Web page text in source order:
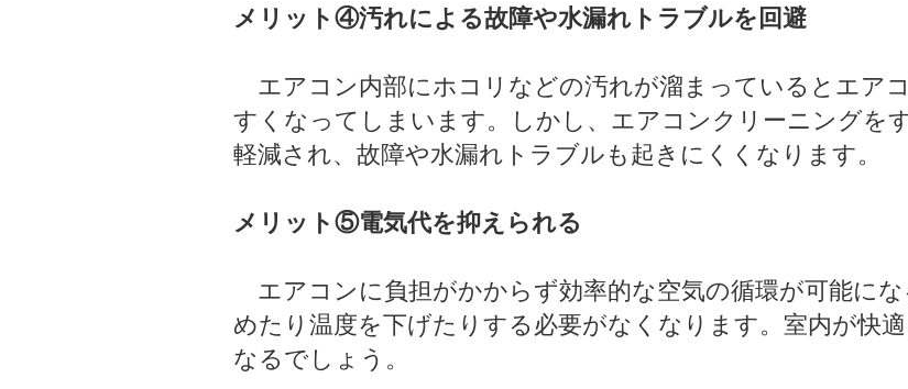
メリット④汚れによる故障や水漏れトラブルを回避
エアコン内部にホコリなどの汚れが溜まっているとエア
すくなってしまいます。しかし、エアコンクリーニングを
軽減され、故障や水漏れトラブルも起きにくくなります。
メリット⑤電気代を抑えられる
エアコンに負担がかからず効率的な空気の循環が可能に
めたり温度を下げたりする必要がなくなります。室内が快
なるでしょう。